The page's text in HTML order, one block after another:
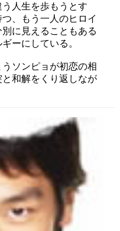
人生を歩もうとす
、もう一人のヒロイ
に見えることもある
ーにしている。
ソンピョが初恋の相
和解をくり返しなが